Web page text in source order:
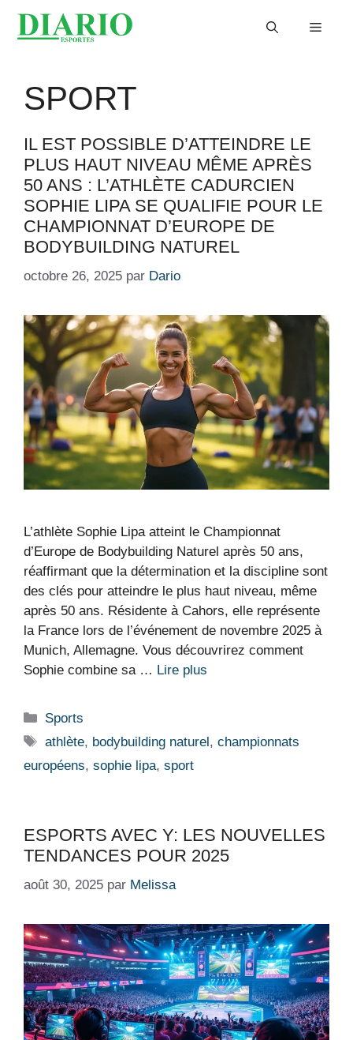
Menu
SPORT
IL EST POSSIBLE D’ATTEINDRE LE
PLUS HAUT NIVEAU MÊME APRÈS
50 ANS : L’ATHLÈTE CADURCIEN
SOPHIE LIPA SE QUALIFIE POUR LE
CHAMPIONNAT D’EUROPE DE
BODYBUILDING NATUREL
octobre 26, 2025 par Dario
L’athlète Sophie Lipa atteint le Championnat
d’Europe de Bodybuilding Naturel après 50 ans,
réaffirmant que la détermination et la discipline sont
des clés pour atteindre le plus haut niveau, même
après 50 ans. Résidente à Cahors, elle représente
la France lors de l’événement de novembre 2025 à
Munich, Allemagne. Vous découvrirez comment
Sophie combine sa … Lire plus
Catégories
Sports
Étiquettes
athlète, bodybuilding naturel ,championnats
européens, sophie lipa, sport
ESPORTS AVEC Y: LES NOUVELLES
TENDANCES POUR 2025
août 30, 2025 par Melissa